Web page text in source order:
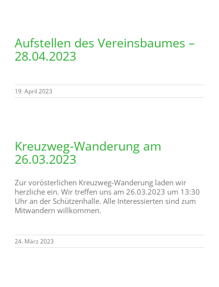
Aufstellen des Vereinsbaumes –
28.04.2023
19. April 2023
Kreuzweg-Wanderung am
26.03.2023
Zur vorösterlichen Kreuzweg-Wanderung laden wir
herzliche ein. Wir treffen uns am 26.03.2023 um 13:30
Uhr an der Schützenhalle. Alle Interessierten sind zum
Mitwandern willkommen.
24. März 2023